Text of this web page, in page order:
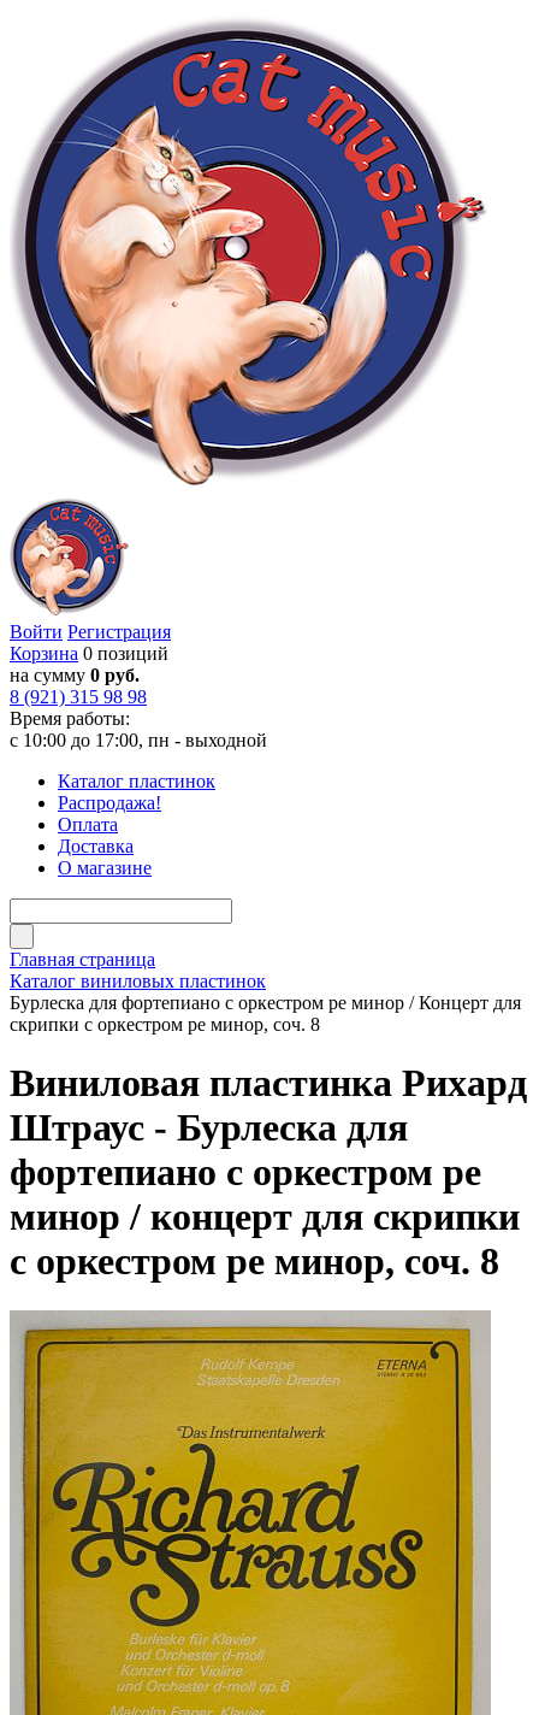
Войти Регистрация
Корзина 0 позиций
на сумму 0 руб.
8 (921) 315 98 98
Время работы:
с 10:00 до 17:00, пн - выходной
Каталог пластинок
Распродажа!
Оплата
Доставка
О магазине
Главная страница
Каталог виниловых пластинок
Бурлеска для фортепиано с оркестром ре минор / Концерт для
скрипки с оркестром ре минор, соч. 8
Виниловая пластинка Рихард
Штраус - Бурлеска для
фортепиано с оркестром ре
минор / концерт для скрипки
с оркестром ре минор, соч. 8